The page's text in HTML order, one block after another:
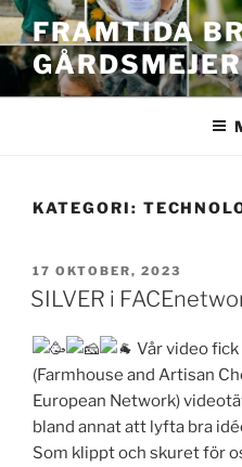
Hoppa
till
innehåll
FRAMTIDA
KATEGORI:
PUBLICERAT
17 OKTOBER, 2023
SILVER i
Vår video
(Farmhouse and Artisan
European Network)
bland annat att lyfta bra
Som klippt och skuret för